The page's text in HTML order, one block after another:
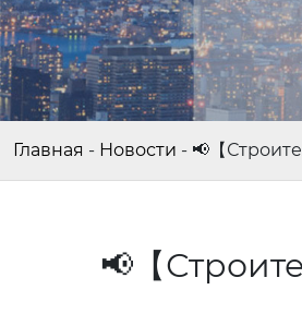
Главная - Новости - 📢【
📢【